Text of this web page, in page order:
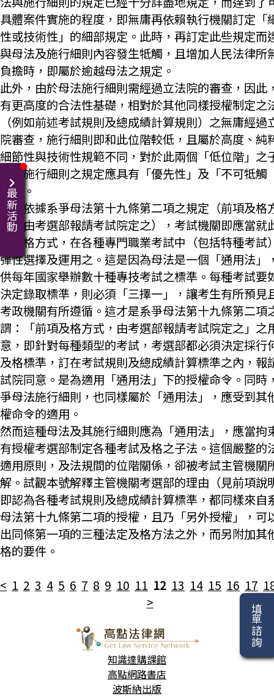
具體案件實施的程度，即無庸再依賴執行機關訂定「
性或技術性」的細部規定。此時，再訂定此些規定而
與母法及施行細則內容發生牴觸，且增加人民法律所
負擔時，即屬於逾越母法之規定。
此外，由於母法施行細則需經過立法院的審查，因此
有更高度的合法性基礎，相對於其他同樣授權制定之
（例如前述考試規則及總成績計算規則）之無庸經過
院審查，施行細則即和此位階較低，且屬於高度、純
細節性與技術性規範不同，對於此兩個「低位階」之
法，施行細則之規定應具有「優先性」及「不可牴觸
性」。
從而依據系爭母法第十九條第二項之規定（前項及格
式，由考選部報請考試院定之），考試機關即應當就
種及格方式，在各種專門職業考試中（包括特種考試
彈性選擇及運用之。這是因為母法是一個「通用法」
供每年國家舉辦數十種專技考試之標準。每種考試要
決定錄取標準，則必須「三擇一」，讓考生有所預見
考政機關有所遵循。這才是系爭母法第十九條第二項
謂：「前項及格方式，由考選部報請考試院定之」之
意，即針對每種類型的考試，考選部都必須決定採行
及格標準，訂在考試規則及總成績計算標準之內，報
試院同意。是為適用「通用法」下的授權命令。同時
爭母法施行細則，也同樣屬於「通用法」，應受到其
權命令的適用。
然而這種母法及其施行細則應為「通用法」，應當拘
有授權考選部制定各種考試及格之子法。這個嚴整的
適用原則，及法規間的位階關係，卻被考試主管機關
解。試觀本號解釋主管機關考選部的理由（見前項說
即認為各種考試規則及總成績計算標準，都同樣來自
母法第十九條第二項的授權，且乃「另外授權」，可
出同條第一項的三種法定及格方法之外，而另附加其
格的要件。
< 1 2 3 4 5 6 7 8 9 10 11 12 13 14 15 16 17
>
填單諮詢
最新活動
知識達購課館
高點網路書店
波斯納出版